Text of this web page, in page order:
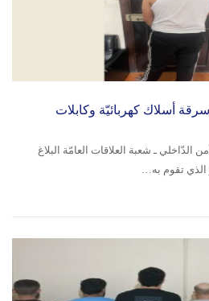
أسلاك كهربائيّة وكابلات
الدّاخلي ـ شعبة العلاقات العامّة البلاغ
الذي تقوم به…